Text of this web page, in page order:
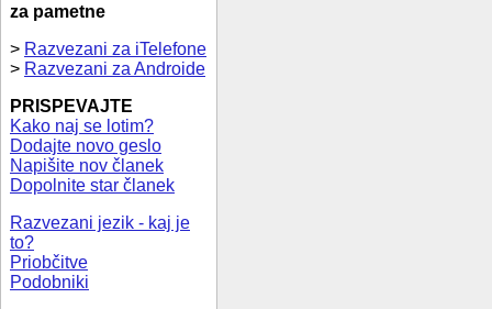
za pametne
> Razvezani za iTelefone
> Razvezani za Androide
PRISPEVAJTE
Kako naj se lotim?
Dodajte novo geslo
Napišite nov članek
Dopolnite star članek
Razvezani jezik - kaj je
to?
Priobčitve
Podobniki